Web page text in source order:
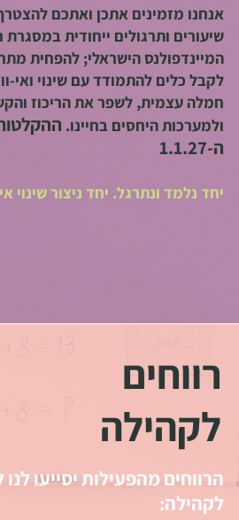
אנחנו מזמינים אתכן ואתכם
שיעורים ותרגולים ייחודית
המיינדפולנס הישראלי; להפחית
לקבל כלים להתמודד עם שינוי ואי-
חמלה עצמית, לשפר את הריכוז
ולמערכות היחסים בחיינו.
ה-1.1.27​
יחד נלמד ונתרגל. יחד ניצור שינוי
רווחים
לקהילה
הרווחים מהפעילות יסייעו
לקהילה: